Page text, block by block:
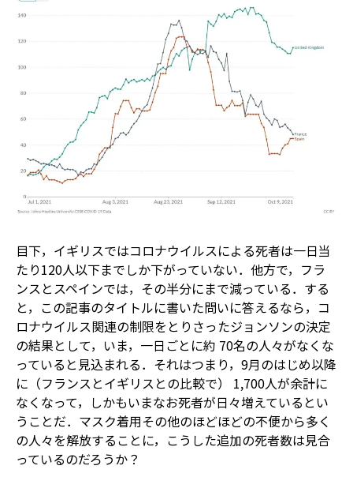
目下，イギリスではコロナウイルスによる死者は一日当
たり120人以下までしか下がっていない．他方で，フラ
ンスとスペインでは，その半分にまで減っている．する
と，この記事のタイトルに書いた問いに答えるなら，コ
ロナウイルス関連の制限をとりさったジョンソンの決定
の結果として，いま，一日ごとに約 70名の人々がなくな
っていると見込まれる．それはつまり，9月のはじめ以降
に（フランスとイギリスとの比較で） 1,700人が余計に
なくなって，しかもいまなお死者が日々増えているとい
うことだ．マスク着用その他のほどほどの不便から多く
の人々を解放することに，こうした追加の死者数は見合
っているのだろうか？